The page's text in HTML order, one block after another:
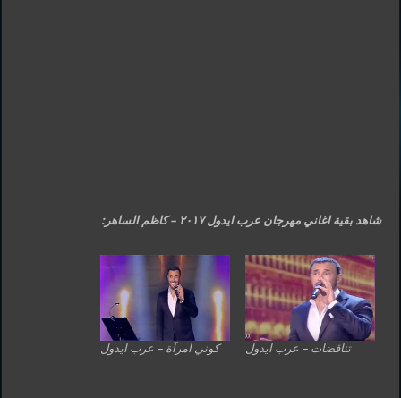
شاهد بقية اغاني مهرجان عرب ايدول ٢٠١٧ – كاظم الساهر:
تناقضات – عرب ايدول كوني امرآة – عرب ايدول